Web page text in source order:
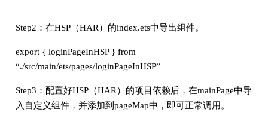
Step2：在HSP（HAR）的index.ets中导出组件。
export { loginPageInHSP } from
“./src/main/ets/pages/loginPageInHSP”
Step3：配置好HSP（HAR）的项目依赖后，在mainPage中导
入自定义组件，并添加到pageMap中，即可正常调用。